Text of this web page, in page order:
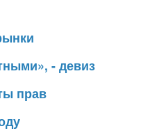
- девиз
прав